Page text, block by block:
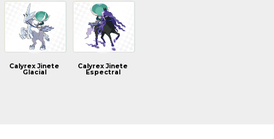
Calyrex Jinete
Glacial
Calyrex Jinete
Espectral